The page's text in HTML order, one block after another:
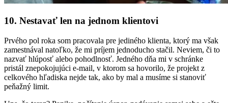
10. Nestavať len na jednom klientovi
Prvého pol roka som pracovala pre jediného klienta, ktorý ma však
zamestnával natoľko, že mi príjem jednoducho stačil. Neviem, či to
nazvať hlúposť alebo pohodlnosť. Jedného dňa mi v schránke
pristál znepokojujúci e-mail, v ktorom sa hovorilo, že projekt z
celkového hľadiska nejde tak, ako by mal a musíme si stanoviť
peňažný limit.